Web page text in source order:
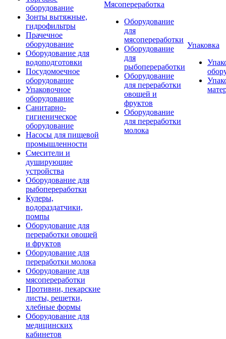
оборудование
Зонты вытяжные,
гидрофильтры
Прачечное
оборудование
Оборудование для
водоподготовки
Посудомоечное
оборудование
Упаковочное
оборудование
Санитарно-
гигиеническое
оборудование
Насосы для пищевой
промышленности
Смесители и
душирующие
устройства
Оборудование для
рыбопереработки
Кулеры,
водораздатчики,
помпы
Оборудование для
переработки овощей
и фруктов
Оборудование для
переработки молока
Оборудование для
мясопереработки
Противни, пекарские
листы, решетки,
хлебные формы
Оборудование для
медицинских
кабинетов
Мясопереработка
Оборудование
для
мясопереработки
Оборудование
для
рыбопереработки
Оборудование
для переработки
овощей и
фруктов
Оборудование
для переработки
молока
Упаковка